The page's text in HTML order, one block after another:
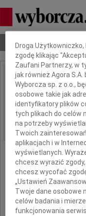
Nekrologi Odeszli
IMIĘ I NAZWISKO:
REGION:
DATA EMISJI:
Dbamy o Twoją
Droga
zgodę klikając
Zaufani Partnerzy, w
jak również Agora
Wyborcza sp. z o.o.,
osobowe takie jak
identyfikatory plików
tych plikach do celów
na potrzeby
Twoich
aplikacjach i w
wyświetlanych.
chcesz wyrazić
chcesz wycofać
„Ustawień
Twoje dane
celów badania i
funkcjonowania